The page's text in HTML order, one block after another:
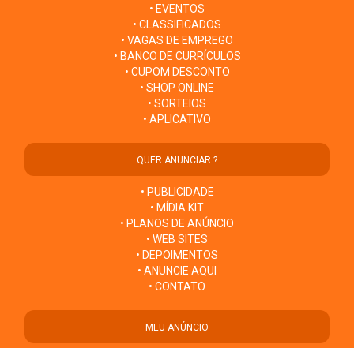
• EVENTOS
• CLASSIFICADOS
• VAGAS DE EMPREGO
• BANCO DE CURRÍCULOS
• CUPOM DESCONTO
• SHOP ONLINE
• SORTEIOS
• APLICATIVO
QUER ANUNCIAR ?
• PUBLICIDADE
• MÍDIA KIT
• PLANOS DE ANÚNCIO
• WEB SITES
• DEPOIMENTOS
• ANUNCIE AQUI
• CONTATO
MEU ANÚNCIO